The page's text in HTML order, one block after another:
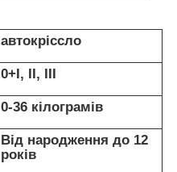
автокріссло
0+I, II, III
0-36 кілограмів
Від народження до 12
років